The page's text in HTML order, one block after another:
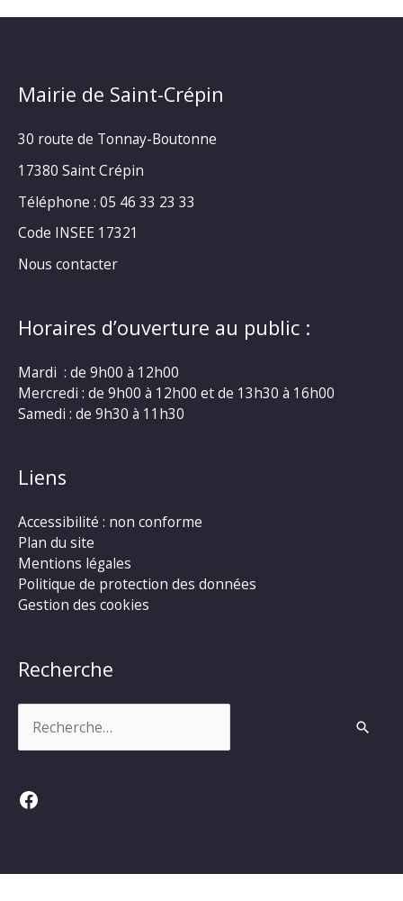
Mairie de Saint-Crépin
30 route de Tonnay-Boutonne
17380 Saint Crépin
Téléphone : 05 46 33 23 33
Code INSEE 17321
Nous contacter
Horaires d’ouverture au public :
Mardi : de 9h00 à 12h00
Mercredi : de 9h00 à 12h00 et de 13h30 à 16h00
Samedi : de 9h30 à 11h30
Liens
Accessibilité : non conforme
Plan du site
Mentions légales
Politique de protection des données
Gestion des cookies
Recherche
Facebook